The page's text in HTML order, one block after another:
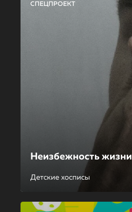
СПЕЦПРОЕКТ
Неизбежность жизни
Детские хосписы